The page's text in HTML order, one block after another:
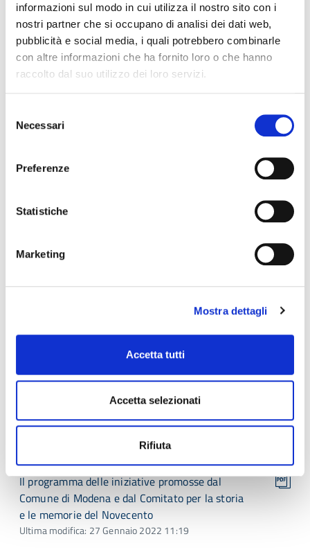
informazioni sul modo in cui utilizza il nostro sito con i
nostri partner che si occupano di analisi dei dati web,
pubblicità e social media, i quali potrebbero combinarle
con altre informazioni che ha fornito loro o che hanno
raccolto dal suo utilizzo dei loro servizi.
delNecessari
Preferenze
Statistiche
Marketing
Mostra dettagli
Accetta tutti
Accetta selezionati
Rifiuta
27 Gennaio 2021
Giornata della Memoria a Vignola
27 gennaio 2021. Giornata della Memoria a
Zocca
dall'Istituto Storico di Modena
Il programma delle iniziative promosse dalla
Fondazione Fossoli di Carpi
Ultima modifica: 27 Gennaio 2022 11:19
Villa Emma di Nonantola
Ultima modifica: 27 Gennaio 2022 11:19
Il programma delle iniziative promosse dal
Comune di Modena e dal Comitato per la storia
e le memorie del Novecento
Ultima modifica: 27 Gennaio 2022 11:19